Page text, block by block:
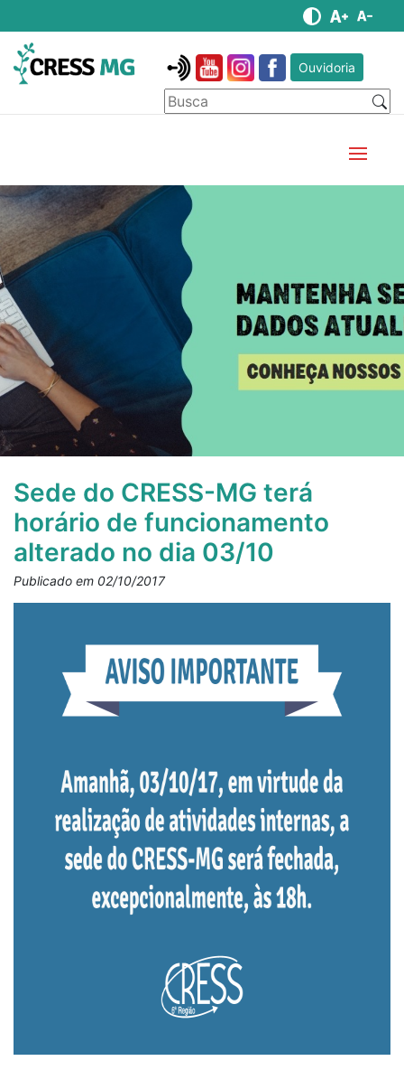
Ouvidoria
Sede do CRESS-MG terá
horário de funcionamento
alterado no dia 03/10
Publicado em 02/10/2017